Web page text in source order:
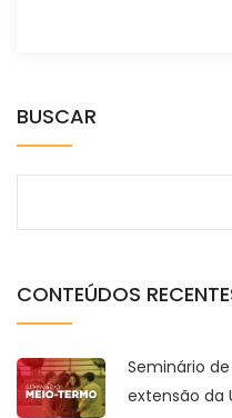
BUSCAR
CONTEÚDOS
Seminário
extensão da